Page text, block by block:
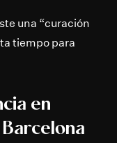
una “curación
tiempo para
en